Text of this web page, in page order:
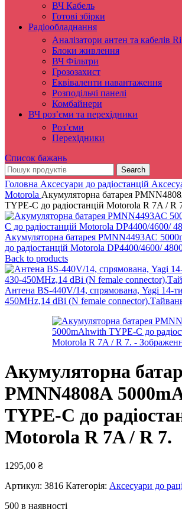
ВЧ Кабель
Готові збірки
Радіообладнання
Аналізатори антен та кабелів
Блоки живлення
ВЧ Фільтри
Грозозахист
Еквіваленти навантаження
Розподільчі панелі
Комбайнери
ВЧ роз’єми та перехідники
Роз’єми
Перехідники
Список бажань
Search
Головна Аксесуари до радіостанцій
Motorola Акумуляторна батарея
TYPE-C до радіостанцій Motorola R 7A / R
Акумуляторна батарея PMNN4493АС
до радіостанцій Motorola DP4400/4600/
Back to products
Антена BS-440V/14, спрямована, Yagi 14-
450MHz,14 dBi (N female
Акумуляторна
PMNN4808А
TYPE-C до
Motorola R 7A / R 7.
1295,00 ₴
Артикул: 3816 Категорія: Аксесуари до
500 в наявності